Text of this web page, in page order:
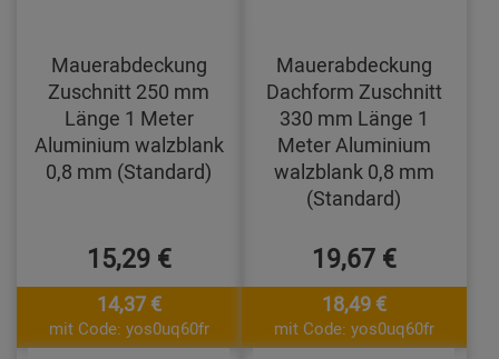
Mauerabdeckung
Zuschnitt 250 mm
Länge 1 Meter
Aluminium walzblank
0,8 mm (Standard)
15,29 €
14,37 €
mit Code: yos0uq60fr
Mauerabdeckung
Dachform Zuschnitt
330 mm Länge 1
Meter Aluminium
walzblank 0,8 mm
(Standard)
19,67 €
18,49 €
mit Code: yos0uq60fr